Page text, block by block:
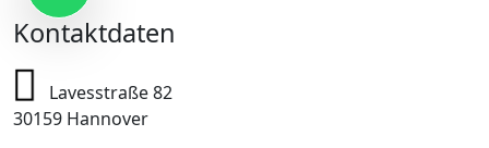
Kontaktdaten
Lavesstraße 82
30159 Hannover